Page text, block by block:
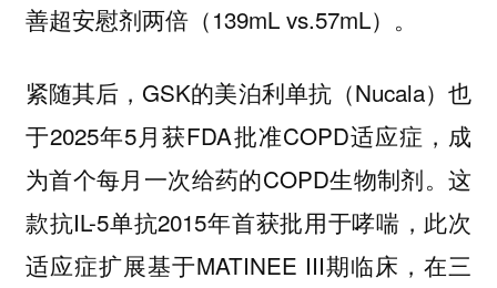
善超安慰剂两倍（139mL vs.57mL）。
紧随其后，GSK的美泊利单抗（Nucala）也
于2025年5月获FDA批准COPD适应症，成
为首个每月一次给药的COPD生物制剂。这
款抗IL-5单抗2015年首获批用于哮喘，此次
适应症扩展基于MATINEE III期临床，在三